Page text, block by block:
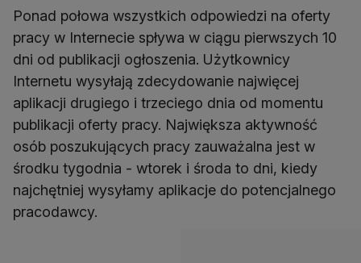
Ponad połowa wszystkich odpowiedzi na oferty
pracy w Internecie spływa w ciągu pierwszych 10
dni od publikacji ogłoszenia. Użytkownicy
Internetu wysyłają zdecydowanie najwięcej
aplikacji drugiego i trzeciego dnia od momentu
publikacji oferty pracy. Największa aktywność
osób poszukujących pracy zauważalna jest w
środku tygodnia - wtorek i środa to dni, kiedy
najchętniej wysyłamy aplikacje do potencjalnego
pracodawcy.